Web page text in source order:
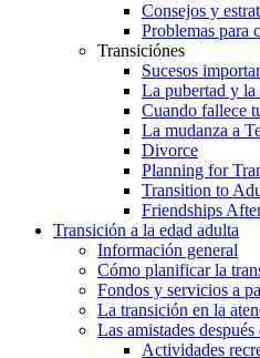
Consejos y
Problemas para
Transiciónes
Sucesos
La pubertad y la
Cuando fallece
La mudanza a
Divorce
Planning for
Transition to
Friendships
Transición a la edad adulta
Información general
Cómo planificar la
Fondos y servicios a
La transición en la
Las amistades
Actividades